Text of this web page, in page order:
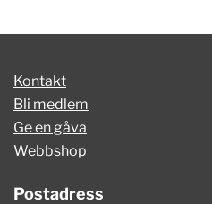
Kontakt
Bli medlem
Ge en gåva
Webbshop
Postadress